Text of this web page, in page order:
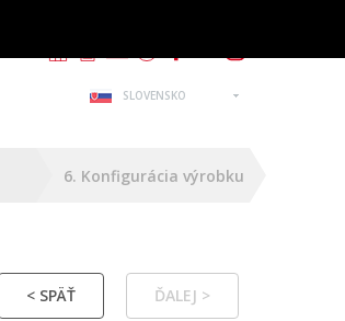
SLOVENSKO
6. Konfigurácia výrobku
< SPÄŤ ĎALEJ >